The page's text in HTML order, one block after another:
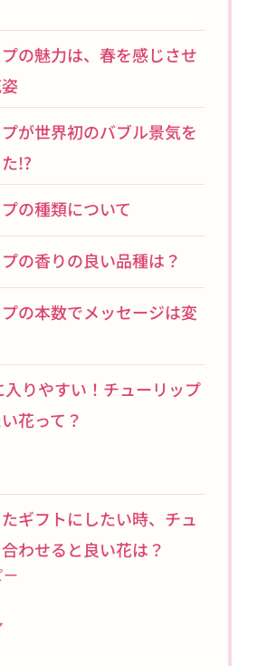
の魅力は、春を感じさせ
が世界初のバブル景気を
!?
の種類について
の香りの良い品種は？
の本数でメッセージは変
りやすい！チューリップ
花って？
ギフトにしたい時、チュ
わせると良い花は？